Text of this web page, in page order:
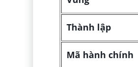
Thành lập
Mã hành chính